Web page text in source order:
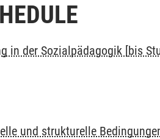
in der Sozialpädagogik [bis
und strukturelle